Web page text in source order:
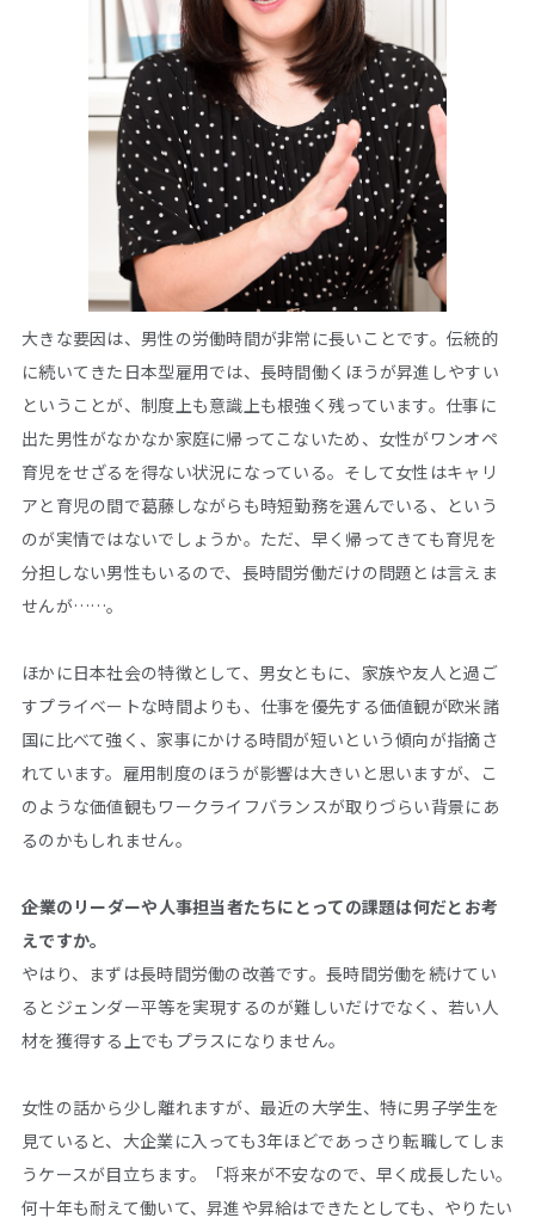
大きな要因は、男性の労働時間が非常に長いことです。伝統的
に続いてきた日本型雇用では、長時間働くほうが昇進しやすい
ということが、制度上も意識上も根強く残っています。仕事に
出た男性がなかなか家庭に帰ってこないため、女性がワンオペ
育児をせざるを得ない状況になっている。そして女性はキャリ
アと育児の間で葛藤しながらも時短勤務を選んでいる、という
のが実情ではないでしょうか。ただ、早く帰ってきても育児を
分担しない男性もいるので、長時間労働だけの問題とは言えま
せんが……。
ほかに日本社会の特徴として、男女ともに、家族や友人と過ご
すプライベートな時間よりも、仕事を優先する価値観が欧米諸
国に比べて強く、家事にかける時間が短いという傾向が指摘さ
れています。雇用制度のほうが影響は大きいと思いますが、こ
のような価値観もワークライフバランスが取りづらい背景にあ
るのかもしれません。
――企業のリーダーや人事担当者たちにとっての課題は何だとお考
えですか。
やはり、まずは長時間労働の改善です。長時間労働を続けてい
るとジェンダー平等を実現するのが難しいだけでなく、若い人
材を獲得する上でもプラスになりません。
女性の話から少し離れますが、最近の大学生、特に男子学生を
見ていると、大企業に入っても3年ほどであっさり転職してしま
うケースが目立ちます。「将来が不安なので、早く成長したい。
何十年も耐えて働いて、昇進や昇給はできたとしても、やりたい